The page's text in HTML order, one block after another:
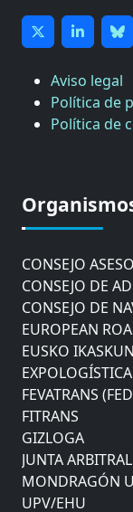
Aviso legal
Política de
Política de
COMISIÓN
CONSEJO
CONSEJO DE
CONSEJO DE
EUROPEAN
EUSKO
EXPOLOGÍSTICA
FEVATRANS
FITRANS
GIZLOGA
JUNTA
MONDRAGÓN
UPV/EHU